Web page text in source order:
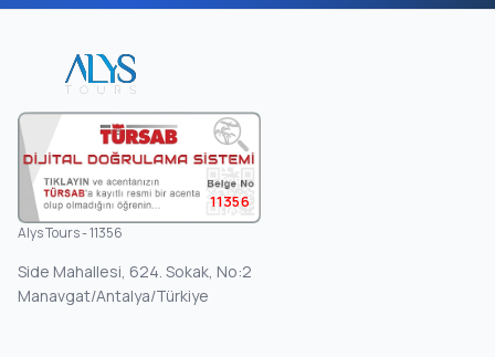
11356
Alys Tours - 11356
Side Mahallesi, 624. Sokak, No:2
Manavgat/Antalya/Türkiye